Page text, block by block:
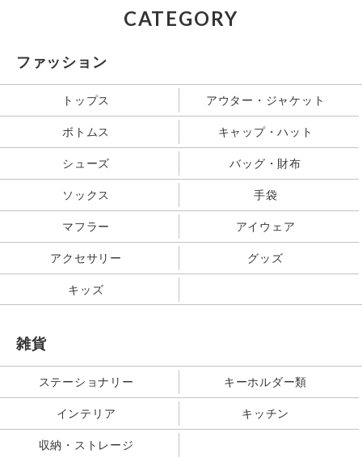
CATEGORY
ファッション
トップス アウター・ジャケット
ボトムス キャップ・ハット
シューズ バッグ・財布
ソックス 手袋
マフラー アイウェア
アクセサリー グッズ
キッズ
雑貨
ステーショナリー キーホルダー類
インテリア キッチン
収納・ストレージ